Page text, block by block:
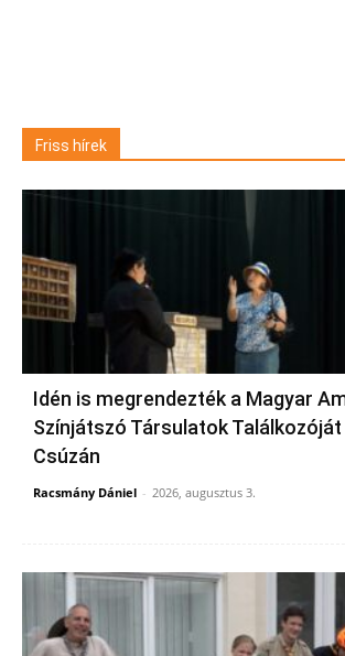
Friss hírek
Idén is megrendezték a Magyar
Színjátszó Társulatok Találkozóját
Csúzán
Racsmány Dániel - 2026, augusztus 3.